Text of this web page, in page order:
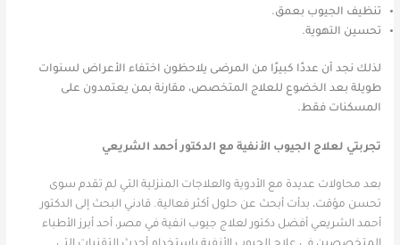
تنظيف الجيوب بعمق.
تحسين التهوية.
لذلك نجد أن عددًا كبيرًا من المرضى يلاحظون اختفاء الأعراض لسنوات
طويلة بعد الخضوع للعلاج المتخصص، مقارنة بمن يعتمدون على
المسكنات فقط.
تجربتي لعلاج الجيوب الأنفية مع الدكتور أحمد الشريعي
بعد محاولات عديدة مع الأدوية والعلاجات المنزلية التي لم تقدم سوى
تحسن مؤقت، بدأت أبحث عن حلول أكثر فعالية. قادني البحث إلى الدكتور
أحمد الشريعي أفضل دكتور لعلاج جيوب انفية في مصر، أحد أبرز الأطباء